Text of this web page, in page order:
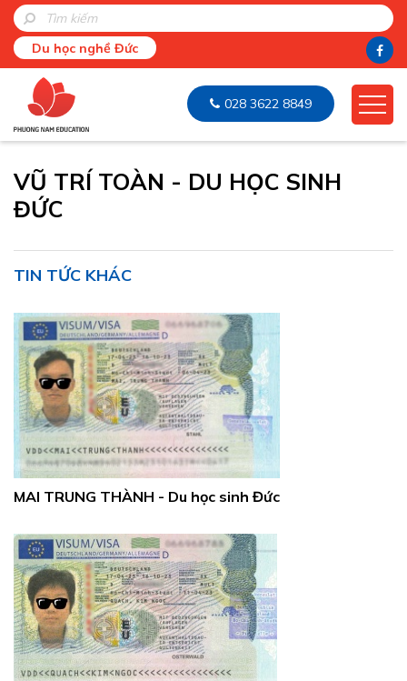
Du học nghề Đức
028 3622 8849
VŨ TRÍ TOÀN - DU HỌC SINH
ĐỨC
TIN TỨC KHÁC
MAI TRUNG THÀNH - Du học sinh Đức